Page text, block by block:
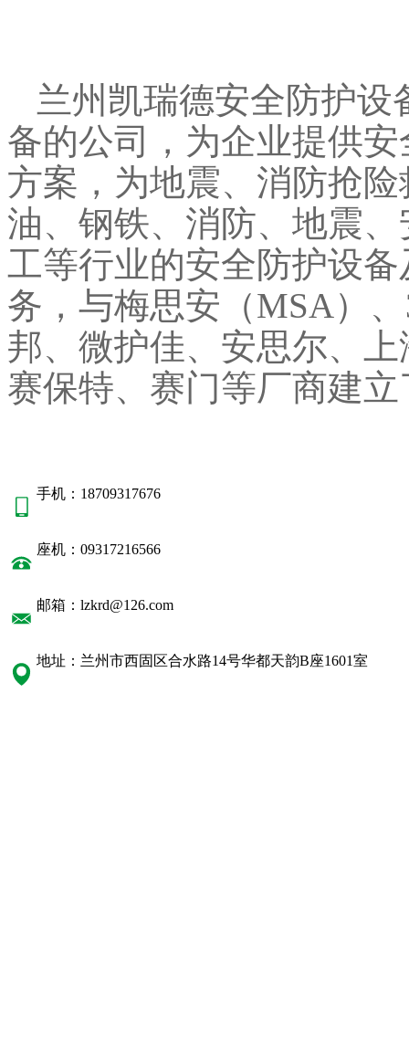
兰州凯瑞德安全防护
备的公司，为企业提供
方案，为地震、消防抢
油、钢铁、消防、地震
工等行业的安全防护设
务，与梅思安（MSA）、
邦、微护佳、安思尔、
赛保特、赛门等厂商建
手机：18709317676
座机：09317216566
邮箱：lzkrd@126.com
地址：兰州市西固区合水路14号华都天韵B座1601室